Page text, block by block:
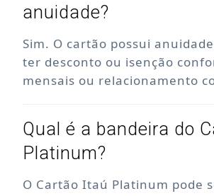
anuidade?
Sim. O cartão possui
ter desconto ou isenção
mensais ou relacionamento
Qual é a bandeira do
Platinum?
O Cartão Itaú Platinum pode